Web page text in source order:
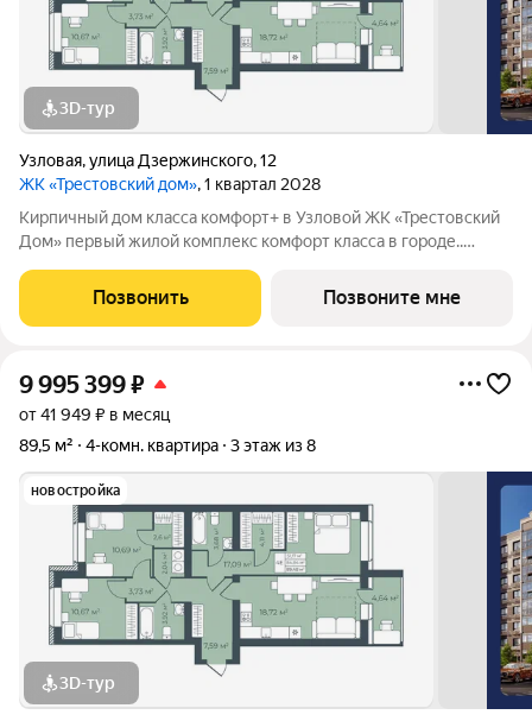
3D-тур
Узловая,улица Дзержинского,12
ЖК «Трестовский дом», 1 квартал 2028
Кирпичный дом класса комфорт+ в Узловой ЖК «Трестовский
Дом» первый жилой комплекс комфорт класса в городе..
Кирпично-монолитный дом выполнен в современном стиле, с
теплым натуральным кирпичом
Позвонить Позвоните мне
9 995 399₽
от 41 949 ₽ в месяц
89,5 м²
4-комн. квартира 3 этаж из 8
новостройка
3D-тур